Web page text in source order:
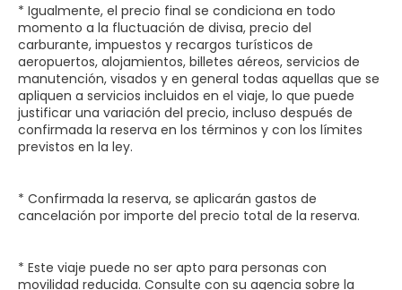
* Igualmente, el precio final se condiciona en todo
momento a la fluctuación de divisa, precio del
carburante, impuestos y recargos turísticos de
aeropuertos, alojamientos, billetes aéreos, servicios de
manutención, visados y en general todas aquellas que se
apliquen a servicios incluidos en el viaje, lo que puede
justificar una variación del precio, incluso después de
confirmada la reserva en los términos y con los límites
previstos en la ley.
* Confirmada la reserva, se aplicarán gastos de
cancelación por importe del precio total de la reserva.
* Este viaje puede no ser apto para personas con
movilidad reducida. Consulte con su agencia sobre la